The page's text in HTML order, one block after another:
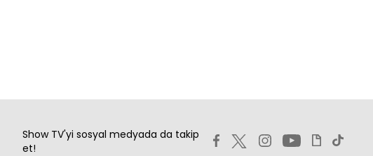
Show TV'yi sosyal medyada da takip
et!